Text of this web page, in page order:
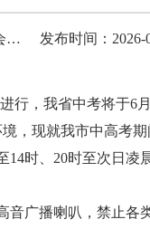
来源：宝鸡市生态环境保护委员会办公室 发布时间：2026-
行，我省中考将于
，现就我市中高考
14时、20时至次日
音广播喇叭，禁止各